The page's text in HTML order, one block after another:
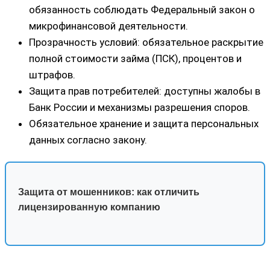
обязанность соблюдать Федеральный закон о
микрофинансовой деятельности.
Прозрачность условий: обязательное раскрытие
полной стоимости займа (ПСК), процентов и
штрафов.
Защита прав потребителей: доступны жалобы в
Банк России и механизмы разрешения споров.
Обязательное хранение и защита персональных
данных согласно закону.
Защита от мошенников: как отличить
лицензированную компанию